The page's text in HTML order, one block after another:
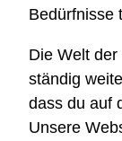
Bedürfnisse
Die Welt
ständig
dass du auf
Unsere